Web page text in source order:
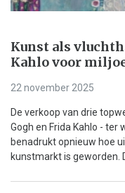
Kunst als
Kahlo voor
22 november 2025
De verkoop van drie
Gogh en Frida Kahlo - ter
benadrukt opnieuw hoe
kunstmarkt is geworden.